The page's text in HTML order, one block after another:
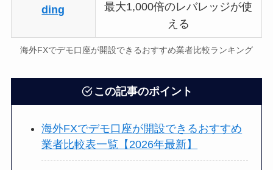
ding
最大1,000倍のレバレッジが使
える
海外FXでデモ口座が開設できるおすすめ業者比較ランキング
この記事のポイント
海外FXでデモ口座が開設できるおすすめ
業者比較表一覧【2026年最新】